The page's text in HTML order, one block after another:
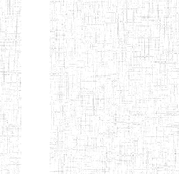
SPECIAL
EDUCATION
TEACHERS'
TRAINING AND
EMPOWERMENT
PROGRAMME
(CISETTEP)